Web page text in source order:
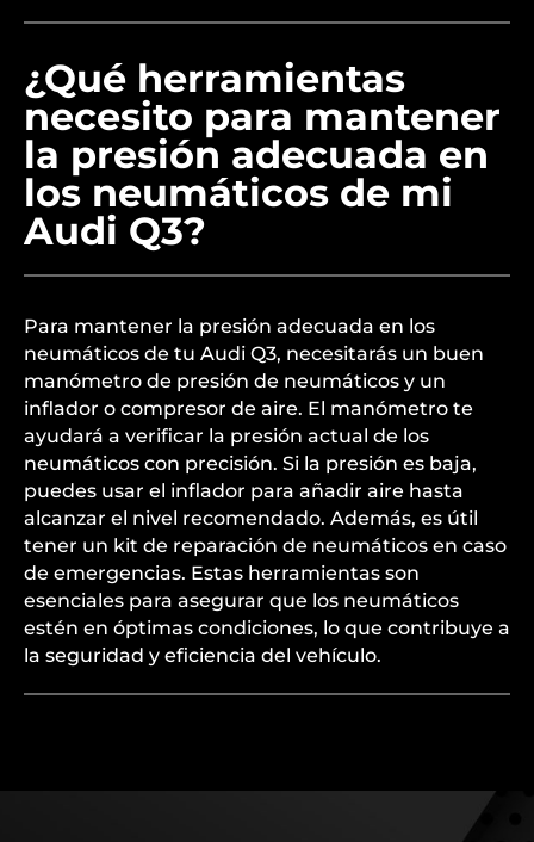
¿Qué herramientas
necesito para mantener
la presión adecuada en
los neumáticos de mi
Audi Q3?
Para mantener la presión adecuada en los
neumáticos de tu Audi Q3, necesitarás un buen
manómetro de presión de neumáticos y un
inflador o compresor de aire. El manómetro te
ayudará a verificar la presión actual de los
neumáticos con precisión. Si la presión es baja,
puedes usar el inflador para añadir aire hasta
alcanzar el nivel recomendado. Además, es útil
tener un kit de reparación de neumáticos en caso
de emergencias. Estas herramientas son
esenciales para asegurar que los neumáticos
estén en óptimas condiciones, lo que contribuye a
la seguridad y eficiencia del vehículo.